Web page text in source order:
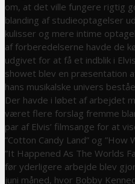
om, at det ville fungere rigtig
blanding af studieoptagelser
kulisser og mere intime
af forberedelserne havde de
udgivet for at få et indblik i
showet blev en præsentation
hans musikalske univers
Der havde i løbet af arbejdet
været flere forslag fremme
par af Elvis’ filmsange for at
”Cotton Candy Land” og ”How
”It Happened As The Worlds
før yderligere arbejde blev
juni måned, hvor Bobby